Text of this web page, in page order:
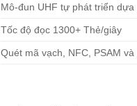
Mô-đun UHF tự phát triển dựa
Tốc độ đọc 1300+ Thẻ/giây
Quét mã vạch, NFC, PSAM